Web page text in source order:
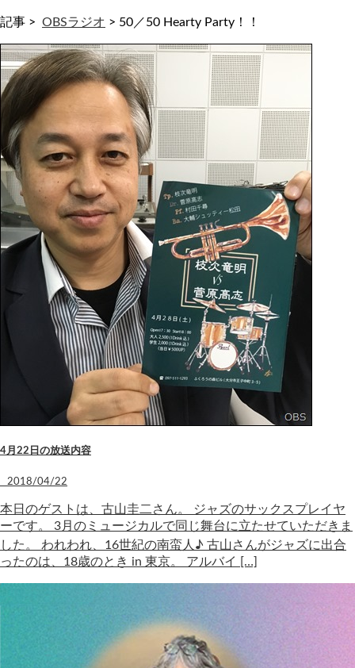
記事 > OBSラジオ > 50／50 Hearty Party！！
4月22日の放送内容
2018/04/22
本日のゲストは、古山圭二さん。 ジャズのサックスプレイヤ
ーです。 3月のミュージカルで同じ舞台に立たせていただきま
した。 われわれ、16世紀の南蛮人♪ 古山さんがジャズに出合
ったのは、18歳のとき in 東京。 アルバイ […]